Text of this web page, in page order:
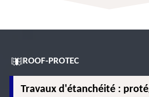
ROOF-PROTEC
Travaux d'étanchéité :